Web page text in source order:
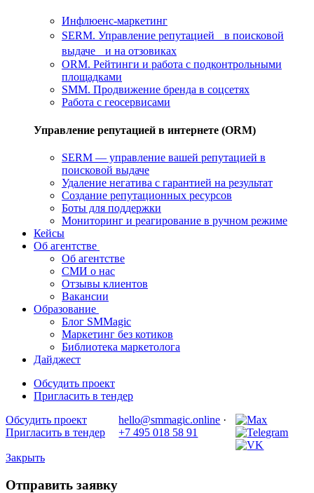
Инфлюенс-маркетинг
SERM. Управление репутацией в поисковой
выдаче и на отзовиках
ORM. Рейтинги и работа с подконтрольными
площадками
SMM. Продвижение бренда в соцсетях
Работа с геосервисами
Управление репутацией в интернете (ORM)
SERM — управление вашей репутацией в
поисковой выдаче
Удаление негатива с гарантией на результат
Создание репутационных ресурсов
Боты для поддержки
Мониторинг и реагирование в ручном режиме
Кейсы
Об агентстве
Об агентстве
СМИ о нас
Отзывы клиентов
Вакансии
Образование
Блог SMMagic
Маркетинг без котиков
Библиотека маркетолога
Дайджест
Обсудить проект
Пригласить в тендер
Обсудить проект
Пригласить в тендер
hello@smmagic.online ·
+7 495 018 58 91
Закрыть
Отправить заявку